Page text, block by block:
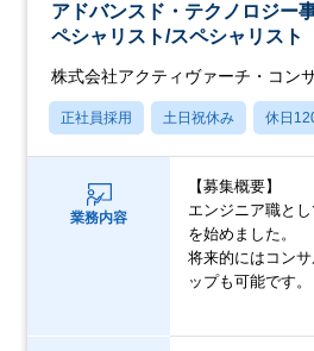
アドバンスド・テクノロジー
ペシャリスト/スペシャリスト
株式会社アクティヴァーチ・コン
正社員採用 土日祝休み 休日
業務内容
【募集概要】
エンジニア職と
を始めました。
将来的にはコン
ップも可能です。